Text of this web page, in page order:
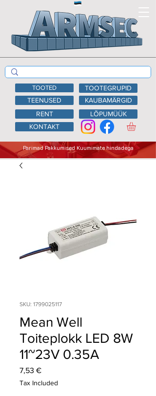
TEENUSED
KAUBAMÄRGID
RENT
LÕPUMÜÜK
KONTAKT
Parimad Pakkumised Kuumimate hindadega
TOOTED TOOTEGRUPID
SKU: 1799025117
Mean Well
Toiteplokk LED 8W
11~23V 0.35A
7,53 €Price
Tax Included